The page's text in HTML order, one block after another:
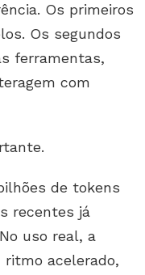
Os primeiros
Os segundos
ferramentas,
com
de tokens
recentes já
uso real, a
acelerado,